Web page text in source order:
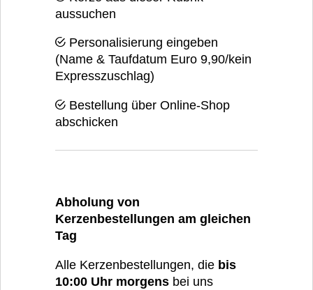
aussuchen
Personalisierung eingeben
(Name & Taufdatum Euro 9,90/kein
Expresszuschlag)
Bestellung über Online-Shop
abschicken
Abholung von
Kerzenbestellungen am gleichen
Tag
Alle Kerzenbestellungen, die bis
10:00 Uhr morgens bei uns